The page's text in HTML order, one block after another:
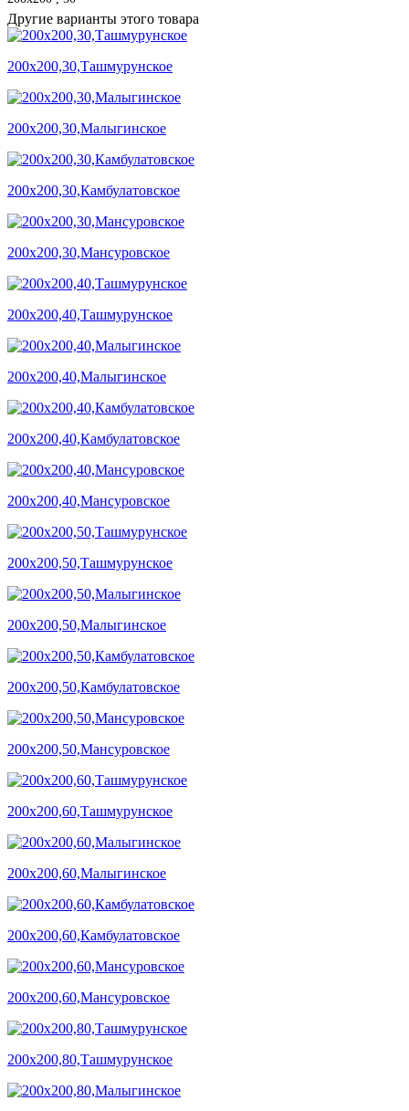
Другие варианты этого товара
200х200,30,Ташмурунское
200х200,30,Малыгинское
200х200,30,Камбулатовское
200х200,30,Мансуровское
200х200,40,Ташмурунское
200х200,40,Малыгинское
200х200,40,Камбулатовское
200х200,40,Мансуровское
200х200,50,Ташмурунское
200х200,50,Малыгинское
200х200,50,Камбулатовское
200х200,50,Мансуровское
200х200,60,Ташмурунское
200х200,60,Малыгинское
200х200,60,Камбулатовское
200х200,60,Мансуровское
200х200,80,Ташмурунское